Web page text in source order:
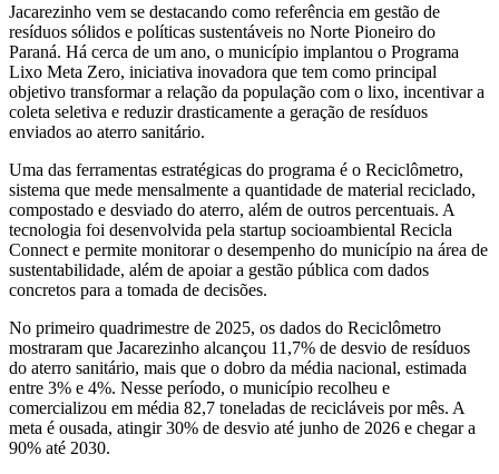
Jacarezinho vem se destacando como referência em gestão de
resíduos sólidos e políticas sustentáveis no Norte Pioneiro do
Paraná. Há cerca de um ano, o município implantou o Programa
Lixo Meta Zero, iniciativa inovadora que tem como principal
objetivo transformar a relação da população com o lixo, incentivar a
coleta seletiva e reduzir drasticamente a geração de resíduos
enviados ao aterro sanitário.
Uma das ferramentas estratégicas do programa é o Reciclômetro,
sistema que mede mensalmente a quantidade de material reciclado,
compostado e desviado do aterro, além de outros percentuais. A
tecnologia foi desenvolvida pela startup socioambiental Recicla
Connect e permite monitorar o desempenho do município na área de
sustentabilidade, além de apoiar a gestão pública com dados
concretos para a tomada de decisões.
No primeiro quadrimestre de 2025, os dados do Reciclômetro
mostraram que Jacarezinho alcançou 11,7% de desvio de resíduos
do aterro sanitário, mais que o dobro da média nacional, estimada
entre 3% e 4%. Nesse período, o município recolheu e
comercializou em média 82,7 toneladas de recicláveis por mês. A
meta é ousada, atingir 30% de desvio até junho de 2026 e chegar a
90% até 2030.